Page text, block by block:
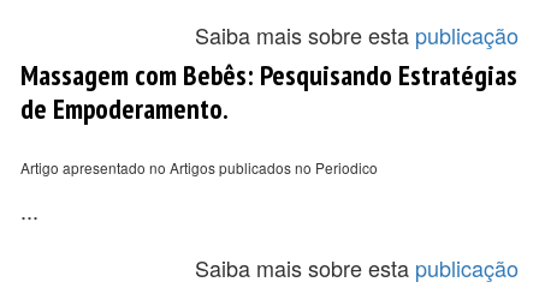
Saiba mais sobre esta publicação
Massagem com Bebês: Pesquisando Estratégias
de Empoderamento.
Artigo apresentado no Artigos publicados no Periodico
...
Saiba mais sobre esta publicação